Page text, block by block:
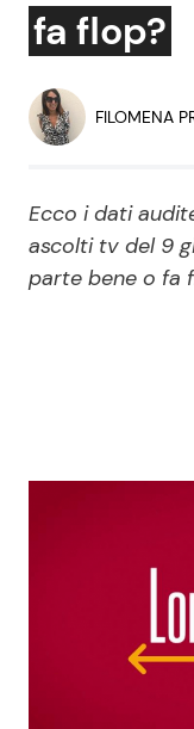
Dal Mondo
Economia
Persone
Politica
News Spettacolo
Benessere
fa flop?
FILOMENA
Ecco i dati
ascolti tv del 9
parte bene o fa